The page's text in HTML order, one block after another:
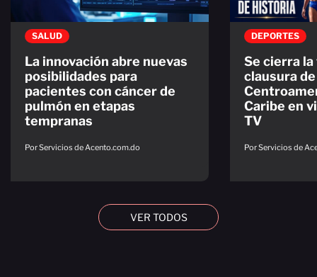
SALUD
La innovación abre nuevas
posibilidades para
pacientes con cáncer de
pulmón en etapas
tempranas
Por Servicios de Acento.com.do
DEPORTES
Se cierra
clausura
Caribe en
TV
Por Servicios de
VER TODOS